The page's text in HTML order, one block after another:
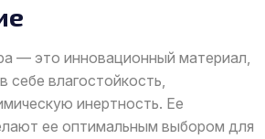
— это инновационный материал,
себе влагостойкость,
инертность. Ее
ее оптимальным выбором для